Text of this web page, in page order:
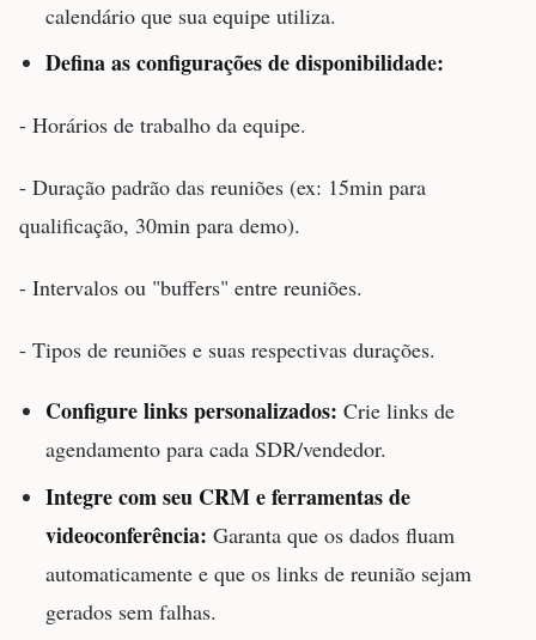
calendário que sua equipe utiliza.
Defina as configurações de disponibilidade:
- Horários de trabalho da equipe.
- Duração padrão das reuniões (ex: 15min para
qualificação, 30min para demo).
- Intervalos ou "buffers" entre reuniões.
- Tipos de reuniões e suas respectivas durações.
Configure links personalizados: Crie links de
agendamento para cada SDR/vendedor.
Integre com seu CRM e ferramentas de
videoconferência: Garanta que os dados fluam
automaticamente e que os links de reunião sejam
gerados sem falhas.